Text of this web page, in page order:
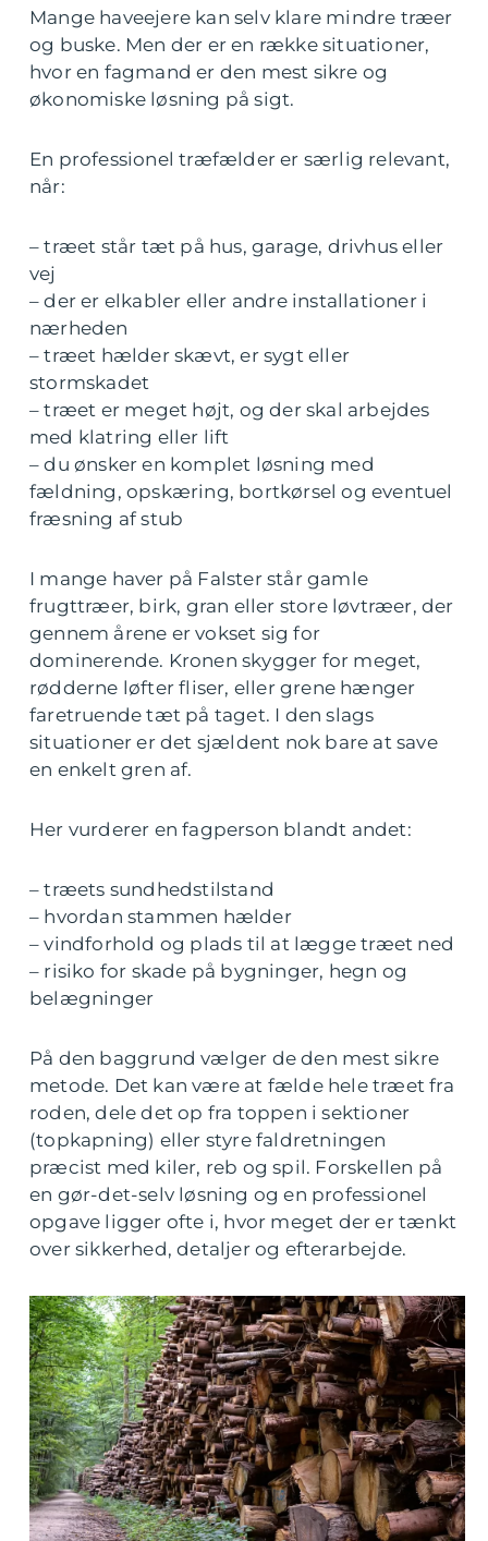
Mange haveejere kan selv klare mindre træer
og buske. Men der er en række situationer,
hvor en fagmand er den mest sikre og
økonomiske løsning på sigt.
En professionel træfælder er særlig relevant,
når:
– træet står tæt på hus, garage, drivhus eller
vej
– der er elkabler eller andre installationer i
nærheden
– træet hælder skævt, er sygt eller
stormskadet
– træet er meget højt, og der skal arbejdes
med klatring eller lift
– du ønsker en komplet løsning med
fældning, opskæring, bortkørsel og eventuel
fræsning af stub
I mange haver på Falster står gamle
frugttræer, birk, gran eller store løvtræer, der
gennem årene er vokset sig for
dominerende. Kronen skygger for meget,
rødderne løfter fliser, eller grene hænger
faretruende tæt på taget. I den slags
situationer er det sjældent nok bare at save
en enkelt gren af.
Her vurderer en fagperson blandt andet:
– træets sundhedstilstand
– hvordan stammen hælder
– vindforhold og plads til at lægge træet ned
– risiko for skade på bygninger, hegn og
belægninger
På den baggrund vælger de den mest sikre
metode. Det kan være at fælde hele træet fra
roden, dele det op fra toppen i sektioner
(topkapning) eller styre faldretningen
præcist med kiler, reb og spil. Forskellen på
en gør-det-selv løsning og en professionel
opgave ligger ofte i, hvor meget der er tænkt
over sikkerhed, detaljer og efterarbejde.